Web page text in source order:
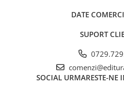
DATE
SUPORT
SOCIAL URMARESTE-NE